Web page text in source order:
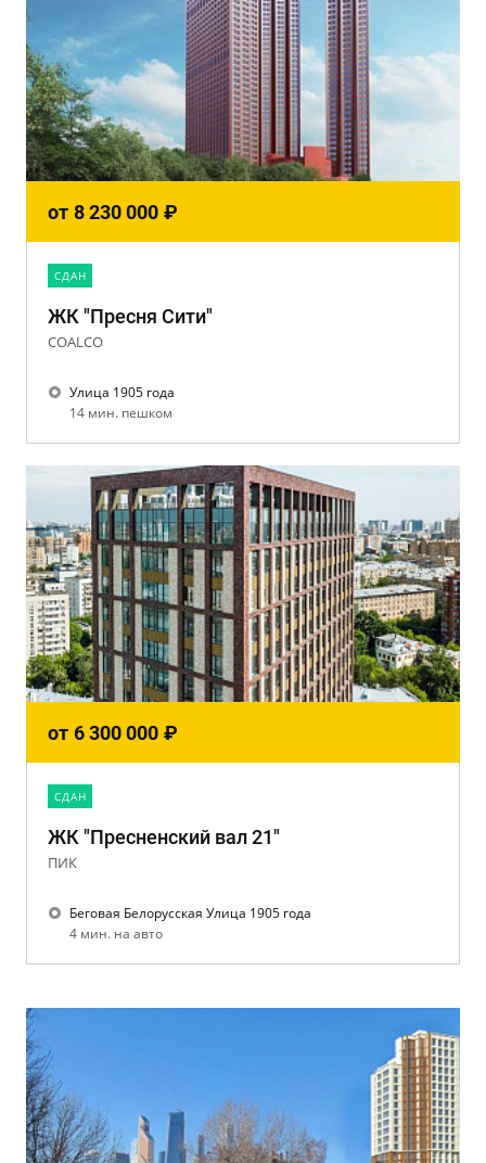
от 8 230 000 ₽
CДАН
ЖК "Пресня Сити"
COALCO
Улица 1905 года
14 мин. пешком
от 6 300 000 ₽
CДАН
ЖК "Пресненский вал 21"
ПИК
Беговая Белорусская Улица 1905 года
4 мин. на авто